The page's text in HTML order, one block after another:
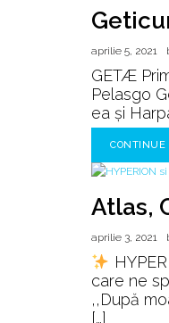
aprilie 5, 2021
GETÆ
Pelasgo
ea și
CONTINUE
Atlas,
aprilie 3, 2021
care ne
,,După
[…]